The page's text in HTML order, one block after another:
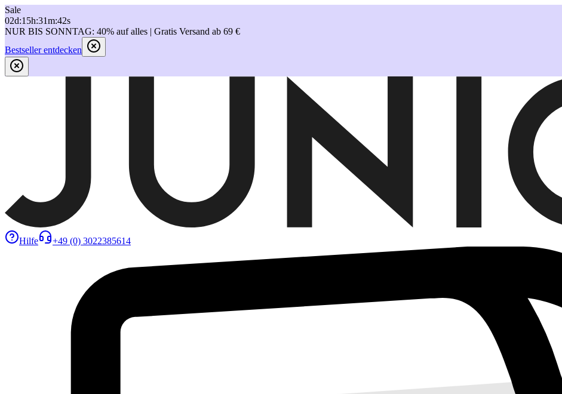
Sale
02d:15h:31m:42s
NUR BIS SONNTAG: 40% auf alles | Gratis Versand ab 69 €
Bestseller entdecken
Hilfe +49 (0) 3022385614